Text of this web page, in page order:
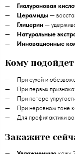
Гиалуроновая
Церамиды —
Глицерин —
Натуральные
Инновационные
Кому
При сухой и
При первых
При потере
При неровном тоне
Для профилактики
Закажите